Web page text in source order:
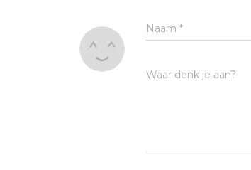
Naam *
Waar denk je aan?